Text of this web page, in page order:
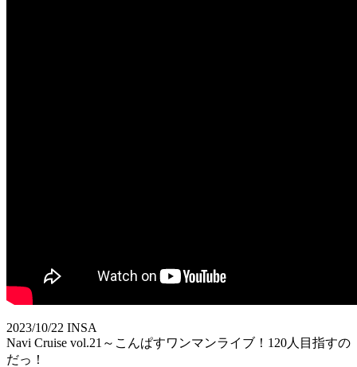
2023/10/22 INSA
Navi Cruise vol.21～こんぱすワンマンライブ！120人目指すの
だっ！